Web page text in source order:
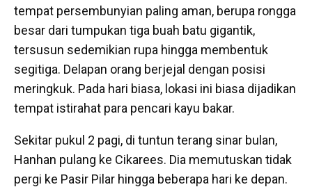
tempat persembunyian paling aman, berupa rongga
besar dari tumpukan tiga buah batu gigantik,
tersusun sedemikian rupa hingga membentuk
segitiga. Delapan orang berjejal dengan posisi
meringkuk. Pada hari biasa, lokasi ini biasa dijadikan
tempat istirahat para pencari kayu bakar.
Sekitar pukul 2 pagi, di tuntun terang sinar bulan,
Hanhan pulang ke Cikarees. Dia memutuskan tidak
pergi ke Pasir Pilar hingga beberapa hari ke depan.